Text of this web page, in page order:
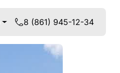
8 (861) 945-12-34